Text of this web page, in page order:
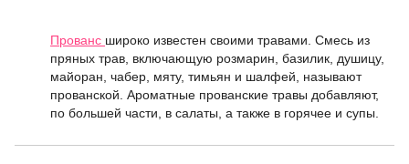
Прованс широко известен своими травами. Смесь из
пряных трав, включающую розмарин, базилик, душицу,
майоран, чабер, мяту, тимьян и шалфей, называют
прованской. Ароматные прованские травы добавляют,
по большей части, в салаты, а также в горячее и супы.